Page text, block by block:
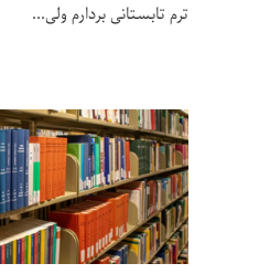
ترم تابستانی بردارم ولی